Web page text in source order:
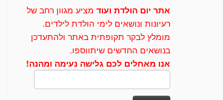
אתר יום הולדת ועוד מציע מגוון רחב של
רעיונות ונושאים לימי הולדת לילדים.
מומלץ לבקר תקופתית באתר ולהתעדכן
בנושאים החדשים שיתווספו.
אנו מאחלים לכם גלישה נעימה ומהנה!